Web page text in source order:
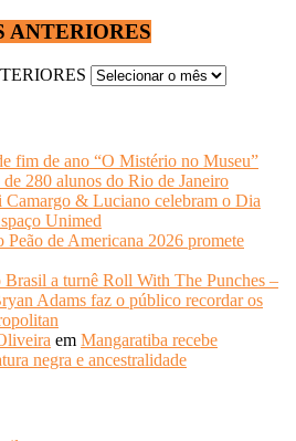
ANTERIORES
fim de ano “O Mistério no Museu”
280 alunos do Rio de Janeiro
Camargo & Luciano celebram o Dia
Unimed
Peão de Americana 2026 promete
a turnê Roll With The Punches –
Adams faz o público recordar os
em Mangaratiba recebe
negra e ancestralidade